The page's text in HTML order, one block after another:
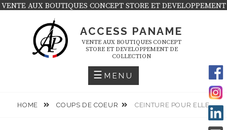
Skip
VENTE AUX BOUTIQUES CONCEPT STORE ET DEVELOPPEMENT
ACCESS PANAME
VENTE AUX BOUTIQUES CONCEPT
STORE ET DEVELOPPEMENT DE
COLLECTION
MENU
HOME COUPS DE COEUR CEINTURE POUR ELLE